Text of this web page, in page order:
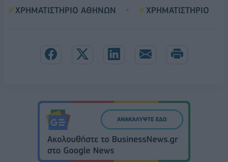
ΧΡΗΜΑΤΙΣΤΗΡΙΟ ΑΘΗΝΩΝ ΧΡΗΜΑΤΙΣΤΗΡΙO